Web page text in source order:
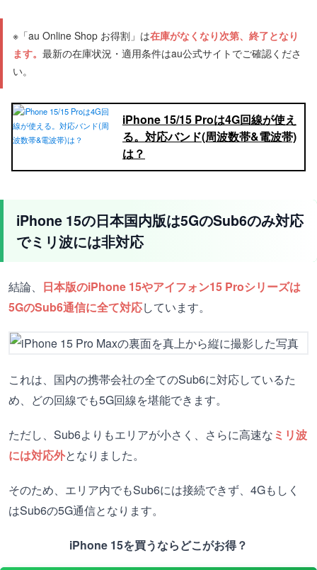
※「au Online Shop お得割」は在庫がなくなり次第、終了となり
ます。 最新の在庫状況・適用条件はau公式サイトでご確認くださ
い。
iPhone 15/15 Proは4G回線が使え
る。対応バンド(周波数帯&電波帯)
は？
iPhone 15の日本国内版は5GのSub6のみ対応
でミリ波には非対応
結論、 日本版のiPhone 15やアイフォン15 Proシリーズは
5GのSub6通信に全て対応しています。
これは、国内の携帯会社の全てのSub6に対応しているた
め、どの回線でも5G回線を堪能できます。
ただし、Sub6よりもエリアが小さく、さらに高速なミリ波
には対応外となりました。
そのため、エリア内でもSub6には接続できず、4Gもしく
はSub6の5G通信となります。
iPhone 15を買うならどこがお得？